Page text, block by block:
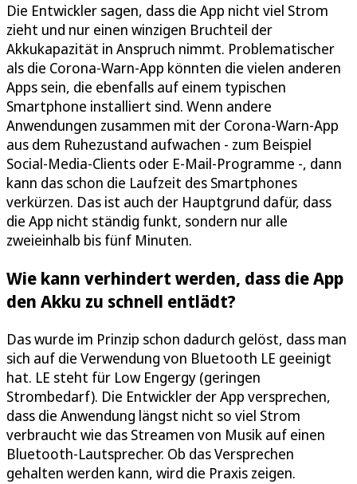
Die Entwickler sagen, dass die App nicht viel Strom
zieht und nur einen winzigen Bruchteil der
Akkukapazität in Anspruch nimmt. Problematischer
als die Corona-Warn-App könnten die vielen anderen
Apps sein, die ebenfalls auf einem typischen
Smartphone installiert sind. Wenn andere
Anwendungen zusammen mit der Corona-Warn-App
aus dem Ruhezustand aufwachen - zum Beispiel
Social-Media-Clients oder E-Mail-Programme -, dann
kann das schon die Laufzeit des Smartphones
verkürzen. Das ist auch der Hauptgrund dafür, dass
die App nicht ständig funkt, sondern nur alle
zweieinhalb bis fünf Minuten.
Wie kann verhindert werden, dass die App
den Akku zu schnell entlädt?
Das wurde im Prinzip schon dadurch gelöst, dass man
sich auf die Verwendung von Bluetooth LE geeinigt
hat. LE steht für Low Engergy (geringen
Strombedarf). Die Entwickler der App versprechen,
dass die Anwendung längst nicht so viel Strom
verbraucht wie das Streamen von Musik auf einen
Bluetooth-Lautsprecher. Ob das Versprechen
gehalten werden kann, wird die Praxis zeigen.